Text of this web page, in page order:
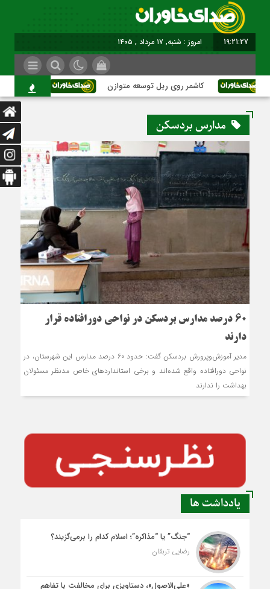
19:21:28 برابر با : Saturday - 8 August - 2026
کاشمر روی ریل توسعه متوازن کاشمر؛ عبور
مدارس بردسکن
60 درصد مدارس بردسکن در نواحی دورافتاده قرار
دارند
مدیر آموزش‌وپرورش بردسکن گفت: حدود 60 درصد مدارس این شهرستان، در
نواحی دورافتاده واقع شده‌اند و برخی استانداردهای خاص مدنظر مسئولان
بهداشت را ندارند
یادداشت ها
“جنگ” یا “مذاکره”؛ اسلام کدام را برمی‌گزیند؟
رضایی تربقان
«علی‌الاصول»، دستاویزی برای مخالفت با تفاهم